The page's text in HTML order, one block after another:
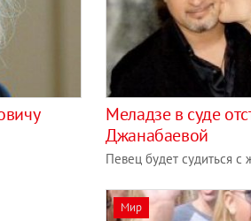
Меладзе в суде
Джанабаевой
Певец будет судиться с
Мир